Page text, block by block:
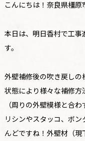
こんにちは！奈良県橿原
本日は、明日香村で工
す。
外壁補修後の吹き戻し
状態により様々な補修
（周りの外壁模様と合
リシンやスタッコ、ボ
んどですね！外壁材（